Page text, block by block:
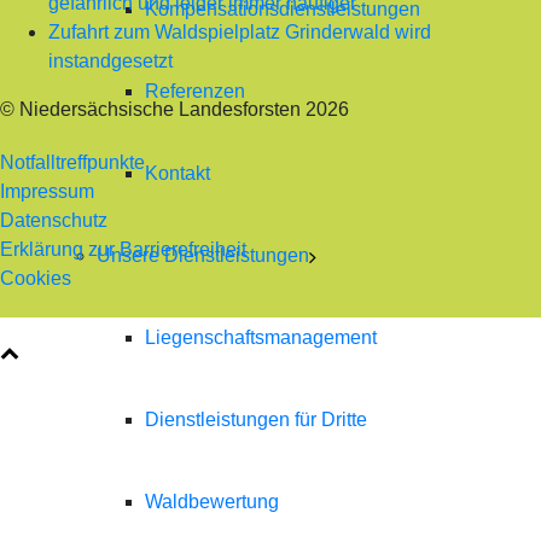
Kompensationsdienstleistungen
Referenzen
Kontakt
Unsere Dienstleistungen
Liegenschaftsmanagement
Dienstleistungen für Dritte
Waldbewertung
Zufahrt zum Waldspielplatz Grinderwald wird
instandgesetzt
© Niedersächsische Landesforsten 2026
Notfalltreffpunkte
Impressum
Datenschutz
Erklärung zur Barrierefreiheit
Cookies